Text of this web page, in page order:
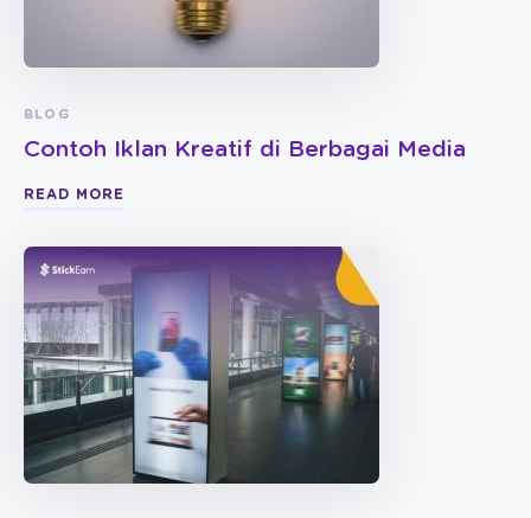
BLOG
Contoh Iklan Kreatif di Berbagai Media
READ MORE